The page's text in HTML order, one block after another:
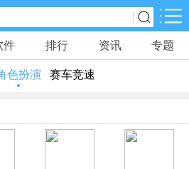
软件分类
体育竞技
游戏辅助
件 排行 资讯 专题
色扮演 赛车竞速